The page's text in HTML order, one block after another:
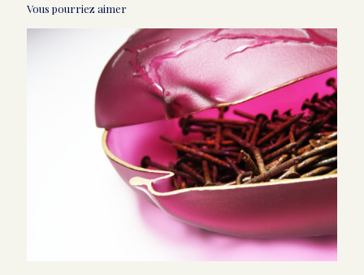
Vous pourriez aimer